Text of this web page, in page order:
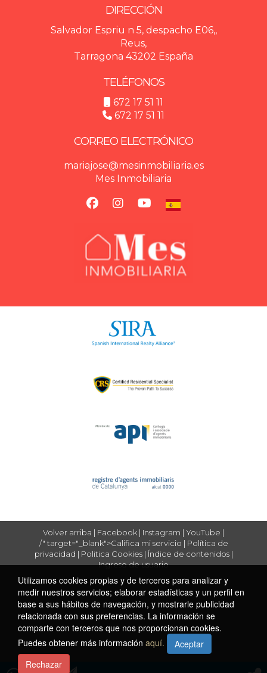
Utilizamos cookies propias y de terceros para analizar y
medir nuestros servicios; elaborar estadísticas y un perfil en
base a sus hábitos de navegación, y mostrarle publicidad
relacionada con sus preferencias. La información se
comparte con terceros que nos proporcionan cookies.
Puedes obtener más información aquí.
Aceptar
Rechazar
DIRECCIÓN
Salvador Espriu n 5, despacho E06,,
Reus,
Tarragona 43202 España
TELÉFONOS
672 17 51 11
672 17 51 11
CORREO ELECTRÓNICO
mariajose@mesinmobiliaria.es
Mes Inmobiliaria
Volver arriba | Facebook | Instagram | YouTube |
/" target="_blank">Califica mi servicio | Política de
privacidad | Politica Cookies| Índice de contenidos|
Ingreso de usuario